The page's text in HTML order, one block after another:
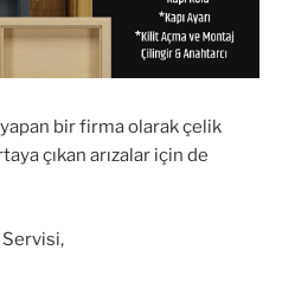
bir firma olarak çelik
çıkan arızalar için de
Servisi,